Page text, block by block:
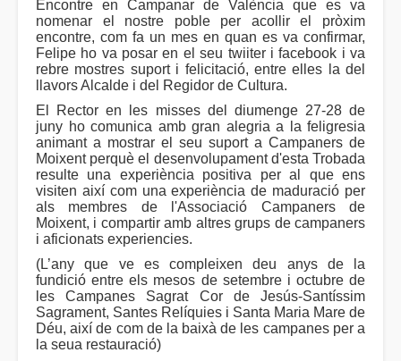
Encontre en Campanar de València que es va
nomenar el nostre poble per acollir el pròxim
encontre, com fa un mes en quan es va confirmar,
Felipe ho va posar en el seu twiiter i facebook i va
rebre mostres suport i felicitació, entre elles la del
llavors Alcalde i del Regidor de Cultura.
El Rector en les misses del diumenge 27-28 de
juny ho comunica amb gran alegria a la feligresia
animant a mostrar el seu suport a Campaners de
Moixent perquè el desenvolupament d'esta Trobada
resulte una experiència positiva per al que ens
visiten així com una experiència de maduració per
als membres de l'Associació Campaners de
Moixent, i compartir amb altres grups de campaners
i aficionats experiencies.
(L’any que ve es compleixen deu anys de la
fundició entre els mesos de setembre i octubre de
les Campanes Sagrat Cor de Jesús-Santíssim
Sagrament, Santes Relíquies i Santa Maria Mare de
Déu, així de com de la baixà de les campanes per a
la seua restauració)